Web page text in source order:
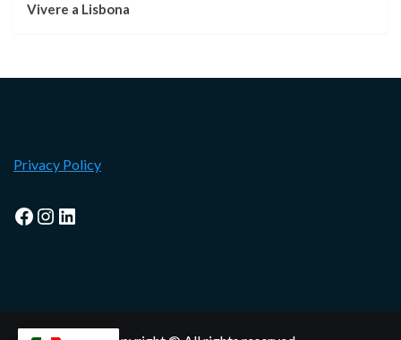
Vivere a Lisbona
Privacy Policy
Facebook
Instagram
LinkedIn